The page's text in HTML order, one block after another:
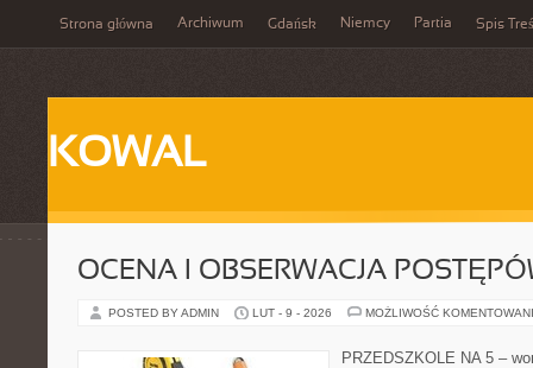
Strona główna Archiwum Gdańsk Niemcy Partia Spis
KOWAL
OCENA I OBSERWACJA
POSTED BY ADMIN LUT - 9 - 2026 MOŻLIWOŚĆ
PRZEDSZKOLE NA 5 –